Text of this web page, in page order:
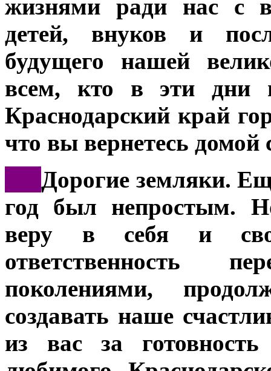
жизнями ради нас с
детей, внуков и
будущего нашей
всем, кто в эти дни
Краснодарский край
что вы вернетесь домой
Дорогие земляки.
год был непростым.
веру в себя и
ответственность
поколениями,
создавать наше
из вас за